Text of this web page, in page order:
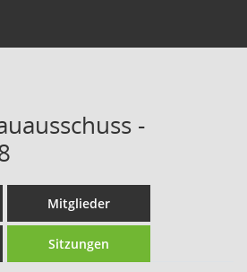
-
Mitglieder
Sitzungen